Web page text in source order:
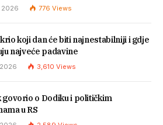
2026 776 Views
koji dan će biti najnestabilniji i gdje
najveće padavine
3,610 Views
govorio o Dodiku i političkim
u RS